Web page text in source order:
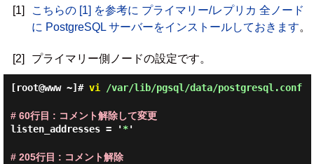
[1]
こちらの [1] を参考に プライマリー/レプリカ 全ノード
に PostgreSQL サーバーをインストールしておきます。
[2] プライマリー側ノードの設定です。
[root@www ~]# vi /var/lib/pgsql/data/postgresql.conf
# 60行目 : コメント解除して変更
listen_addresses = ' *'
# 205行目 : コメント解除